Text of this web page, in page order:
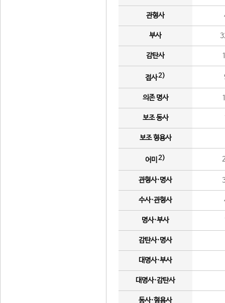
관형사
부사
감탄사
접사2)
의존 명사
보조 동사
보조 형용사
어미 2)
관형사·명사
수사·관형사
명사·부사
감탄사·명사
대명사·부사
대명사·감탄사
동사·형용사